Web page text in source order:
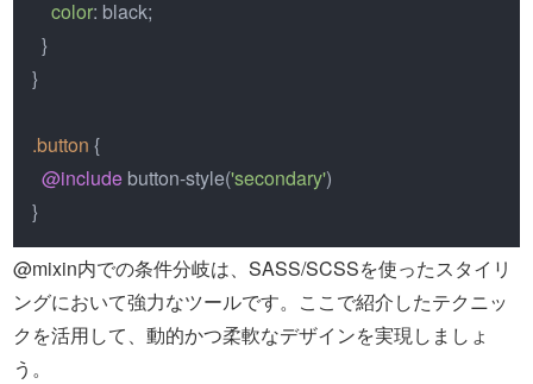
color: black;
  }
}
.button {
@include button-style('secondary')
}
@mixin内での条件分岐は、SASS/SCSSを使ったスタイリ
ングにおいて強力なツールです。ここで紹介したテクニッ
クを活用して、動的かつ柔軟なデザインを実現しましょ
う。